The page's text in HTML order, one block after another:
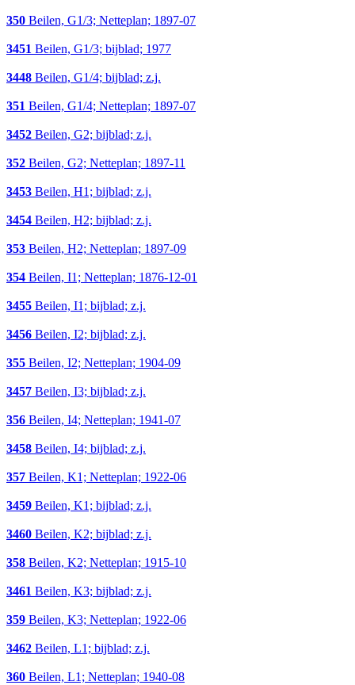
350 Beilen, G1/3; Netteplan; 1897-07
3451 Beilen, G1/3; bijblad; 1977
3448 Beilen, G1/4; bijblad; z.j.
351 Beilen, G1/4; Netteplan; 1897-07
3452 Beilen, G2; bijblad; z.j.
352 Beilen, G2; Netteplan; 1897-11
3453 Beilen, H1; bijblad; z.j.
3454 Beilen, H2; bijblad; z.j.
353 Beilen, H2; Netteplan; 1897-09
354 Beilen, I1; Netteplan; 1876-12-01
3455 Beilen, I1; bijblad; z.j.
3456 Beilen, I2; bijblad; z.j.
355 Beilen, I2; Netteplan; 1904-09
3457 Beilen, I3; bijblad; z.j.
356 Beilen, I4; Netteplan; 1941-07
3458 Beilen, I4; bijblad; z.j.
357 Beilen, K1; Netteplan; 1922-06
3459 Beilen, K1; bijblad; z.j.
3460 Beilen, K2; bijblad; z.j.
358 Beilen, K2; Netteplan; 1915-10
3461 Beilen, K3; bijblad; z.j.
359 Beilen, K3; Netteplan; 1922-06
3462 Beilen, L1; bijblad; z.j.
360 Beilen, L1; Netteplan; 1940-08